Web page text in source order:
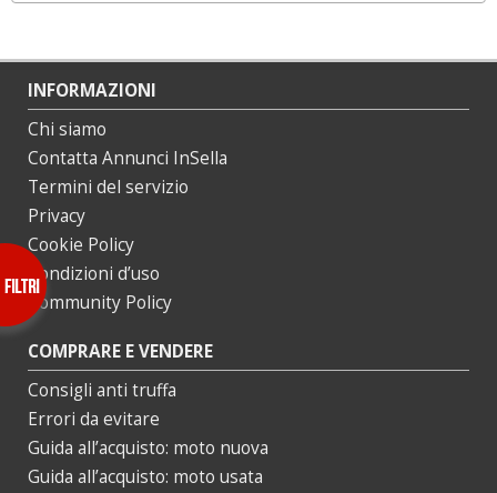
INFORMAZIONI
Chi siamo
Contatta Annunci InSella
Termini del servizio
Privacy
Cookie Policy
Condizioni d’uso
Community Policy
COMPRARE E VENDERE
Consigli anti truffa
Errori da evitare
Guida all’acquisto: moto nuova
Guida all’acquisto: moto usata